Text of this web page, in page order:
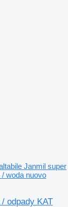
Janmil super
/ woda nuovo
odpady KAT